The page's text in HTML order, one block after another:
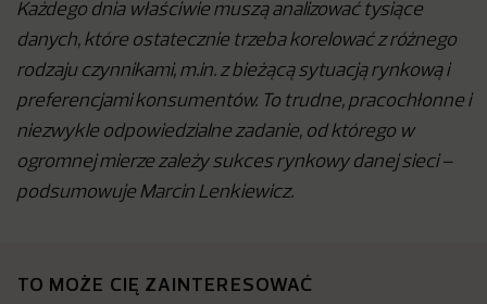
Każdego dnia właściwie muszą analizować tysiące
danych, które ostatecznie trzeba korelować z różnego
rodzaju czynnikami, m.in. z bieżącą sytuacją rynkową i
preferencjami konsumentów. To trudne, pracochłonne i
niezwykle odpowiedzialne zadanie, od którego w
ogromnej mierze zależy sukces rynkowy danej sieci –
podsumowuje Marcin Lenkiewicz.
TO MOŻE CIĘ ZAINTERESOWAĆ